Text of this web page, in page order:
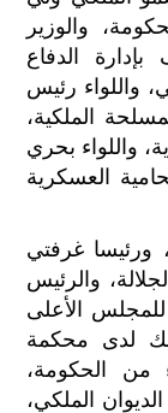
والوزير
الدفاع
واللواء رئيس
الملكية،
واللواء بحري
العسكرية
ورئيسا غرفتي
والرئيس
الأعلى
لدى محكمة
من الحكومة،
الملكي،